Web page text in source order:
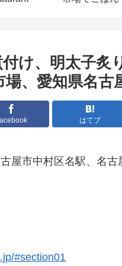
け、明太子炙
、愛知県名古
はてブ
屋市中村区名駅、名
#section01